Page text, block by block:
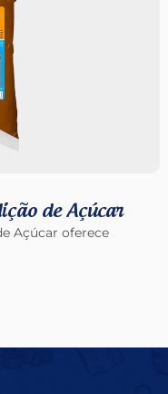
de Açúcar
Açúcar oferece